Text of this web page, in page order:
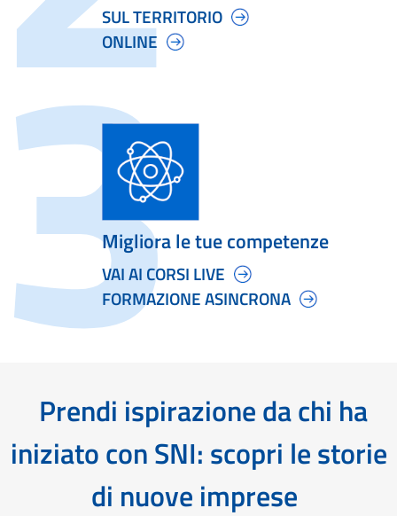
SUL TERRITORIO
ONLINE
Migliora le tue competenze
VAI AI CORSI LIVE
FORMAZIONE ASINCRONA
Prendi ispirazione da chi ha
iniziato con SNI: scopri le storie
di nuove imprese